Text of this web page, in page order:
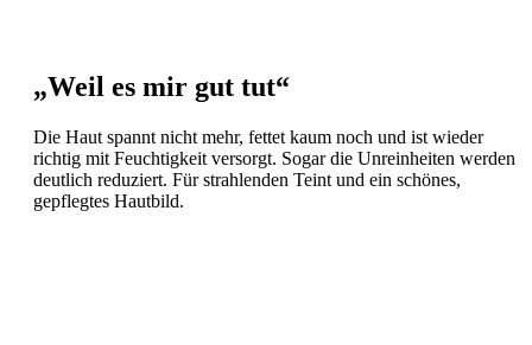
„Weil es mir gut tut“
Die Haut spannt nicht mehr, fettet kaum noch und ist wieder
richtig mit Feuchtigkeit versorgt. Sogar die Unreinheiten werden
deutlich reduziert. Für strahlenden Teint und ein schönes,
gepflegtes Hautbild.